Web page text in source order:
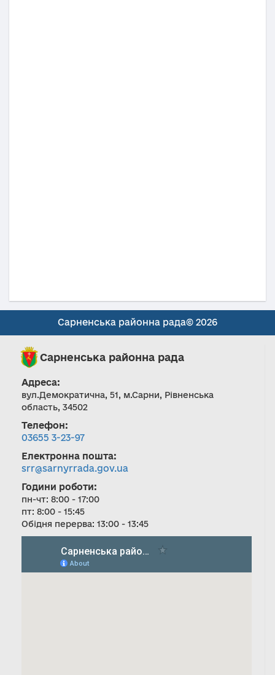
Сарненська районна рада© 2026
Сарненська районна рада
Адреса:
вул.Демократична, 51, м.Сарни, Рівненська
область, 34502
Телефон:
03655 3-23-97
Електронна пошта:
srr@sarnyrrada.gov.ua
Години роботи:
пн-чт: 8:00 - 17:00
пт: 8:00 - 15:45
Обідня перерва: 13:00 - 13:45